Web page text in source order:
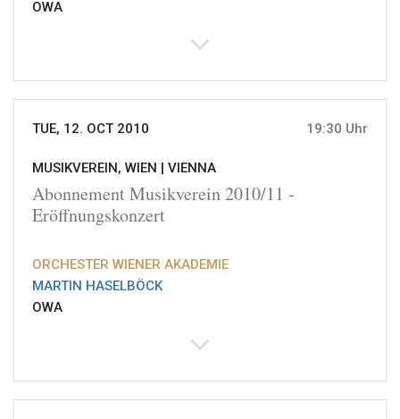
OWA
TUE, 12. OCT 2010 19:30 Uhr
MUSIKVEREIN, WIEN | VIENNA
Abonnement Musikverein 2010/11 -
Eröffnungskonzert
ORCHESTER WIENER AKADEMIE
MARTIN HASELBÖCK
OWA